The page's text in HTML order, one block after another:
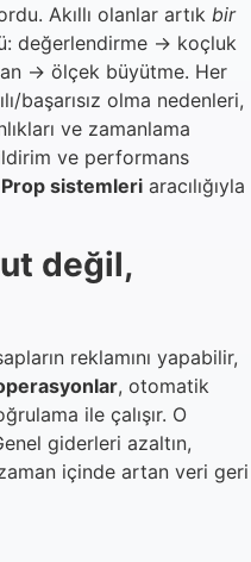
Akıllı olanlar artık bir
değerlendirme → koçluk
→ ölçek büyütme. Her
başarısız olma nedenleri,
ve zamanlama
ve performans
Prop sistemleri aracılığıyla
değil,
reklamını yapabilir,
, otomatik
ile çalışır. O
giderleri azaltın,
içinde artan veri geri